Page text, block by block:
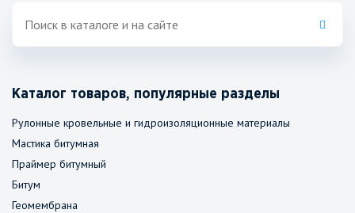
Каталог товаров, популярные разделы
Рулонные кровельные и гидроизоляционные материалы
Мастика битумная
Праймер битумный
Битум
Геомембрана